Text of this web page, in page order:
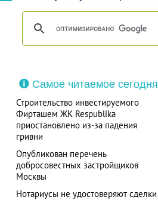
Самое читаемое сегодня
Строительство инвестируемого
Фирташем ЖК Respublika
приостановлено из-за падения
гривни
Опубликован перечень
добросовестных застройщиков
Москвы
Нотариусы не удостоверяют сделки